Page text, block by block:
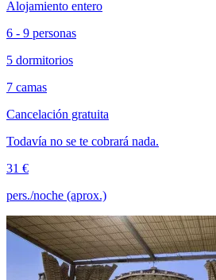
Alojamiento entero
6 - 9 personas
5 dormitorios
7 camas
Cancelación gratuita
Todavía no se te cobrará nada.
31 €
pers./noche (aprox.)